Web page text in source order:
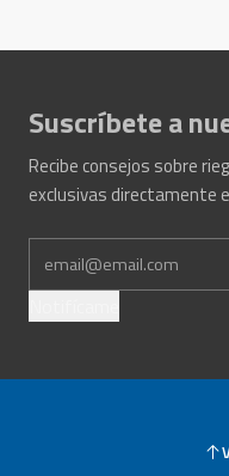
Suscríbete a
Recibe consejos sobre
exclusivas directamente